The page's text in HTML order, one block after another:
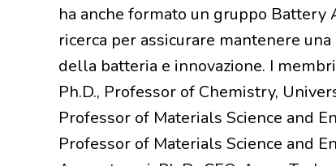
ha anche formato un gruppo Battery
ricerca per assicurare mantenere
della batteria e innovazione. I
Ph.D., Professor of Chemistry,
Professor of Materials Science and
Professor of Materials Science and